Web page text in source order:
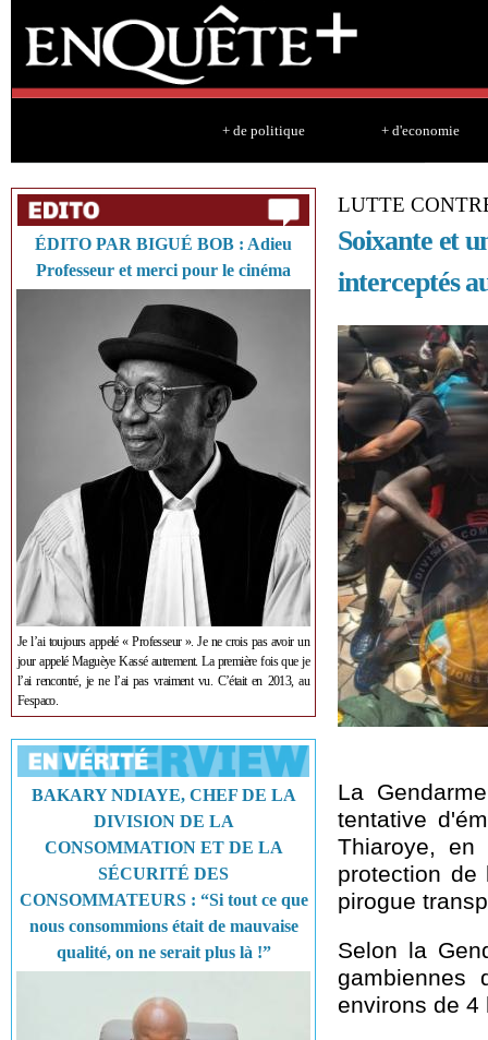
+ de politique + d'economie
ÉDITO PAR BIGUÉ BOB : Adieu
Professeur et merci pour le cinéma
Je l’ai toujours appelé « Professeur ». Je ne crois pas avoir un
jour appelé Maguèye Kassé autrement. La première fois que je
l’ai rencontré, je ne l’ai pas vraiment vu. C’était en 2013, au
Fespaco.
BAKARY NDIAYE, CHEF DE LA
DIVISION DE LA
CONSOMMATION ET DE LA
SÉCURITÉ DES
CONSOMMATEURS : “Si tout ce que
nous consommions était de mauvaise
qualité, on ne serait plus là !”
LUTTE
Soixante et
interceptés
La
tentative
Thiaroye, en
protection de
pirogue
Selon la
environs de 4